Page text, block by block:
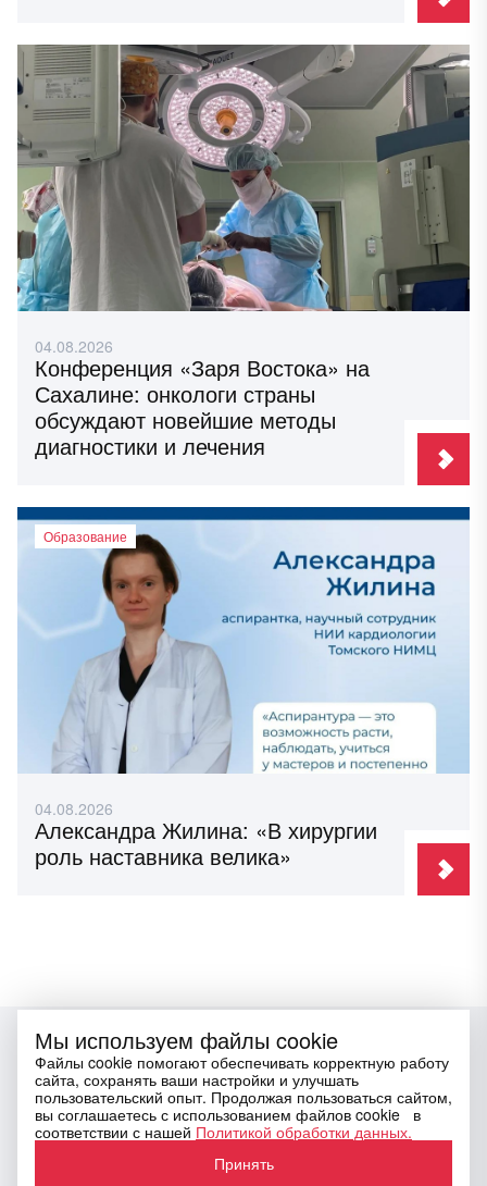
04.08.2026
Конференция «Заря Востока» на
Сахалине: онкологи страны
обсуждают новейшие методы
диагностики и лечения
Образование
04.08.2026
Александра Жилина: «В хирургии
роль наставника велика»
Email
press@tnimc.ru
Мы используем файлы cookie
Файлы cookie помогают обеспечивать корректную работу
сайта, сохранять ваши настройки и улучшать
пользовательский опыт. Продолжая пользоваться сайтом,
вы соглашаетесь с использованием файлов cookie в
соответствии с нашей Политикой обработки данных.
Принять